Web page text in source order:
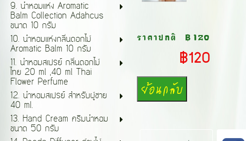
9. น้ำหอมแห้ง Aromatic
Balm Collection Adahcus
ขนาด 10 กรัม
10. น้ำหอมแห้งกลิ่นดอกไม้
Aromatic Balm 10 กรัม
11. น้ำหอมสเปรย์ กลิ่นดอกไม้
ไทย 20 ml ,40 ml Thai
Flower Perfume
12. น้ำหอมสเปรย์ สำหรับผู้ชาย
40 ml.
13. Hand Cream ครีมน้ำหอม
ขนาด 50 กรัม
ราคาปกติ ฿120
฿120